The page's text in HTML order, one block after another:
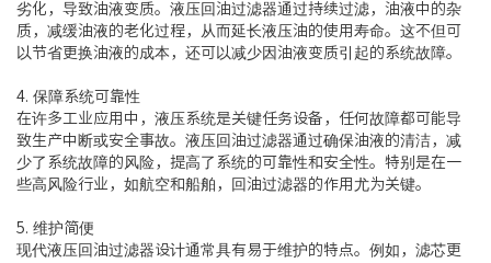
劣化，导致油液变质。液压回油过滤器通过持续过滤，油液中的杂
质，减缓油液的老化过程，从而延长液压油的使用寿命。这不但可
以节省更换油液的成本，还可以减少因油液变质引起的系统故障。
4. 保障系统可靠性
在许多工业应用中，液压系统是关键任务设备，任何故障都可能导
致生产中断或安全事故。液压回油过滤器通过确保油液的清洁，减
少了系统故障的风险，提高了系统的可靠性和安全性。特别是在一
些高风险行业，如航空和船舶，回油过滤器的作用尤为关键。
5. 维护简便
现代液压回油过滤器设计通常具有易于维护的特点。例如，滤芯更